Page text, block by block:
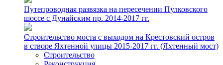
Путепроводная развязка на пересечении Пулковского
шоссе с Дунайским пр. 2014-2017 гг.
Строительство моста с выходом на Крестовский остров
в створе Яхтенной улицы 2015-2017 гг. (Яхтенный мост)
Строительство